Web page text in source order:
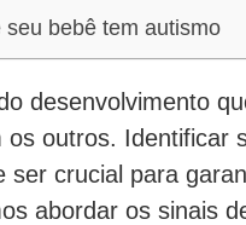
bebê tem autismo
desenvolvimento
outros. Identificar
ser crucial para
abordar os sinais